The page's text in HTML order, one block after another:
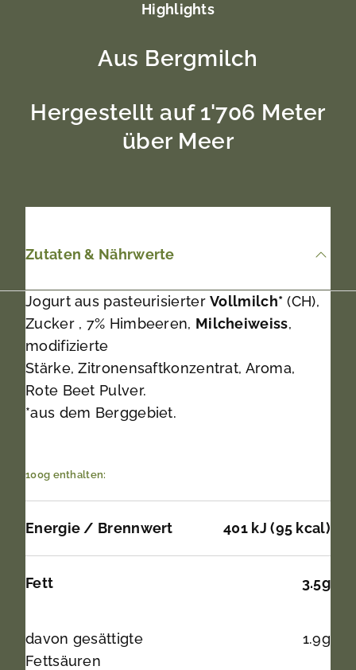
Highlights
Aus Bergmilch
Hergestellt auf 1'706 Meter
über Meer
Zutaten & Nährwerte
Jogurt aus pasteurisierterVollmilch* (CH),
Zucker , 7% Himbeeren, Milcheiweiss,
modifizierte
Stärke, Zitronensaftkonzentrat, Aroma,
Rote Beet Pulver.
*aus dem Berggebiet.
100g enthalten:
Energie / Brennwert 401 kJ (95 kcal)
Fett 3.5g
davon gesättigte
Fettsäuren
1.9g